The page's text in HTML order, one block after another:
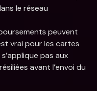
le réseau
peuvent
vrai pour les cartes
pas aux
avant l’envoi du